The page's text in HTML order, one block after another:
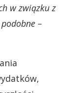
w związku z
–